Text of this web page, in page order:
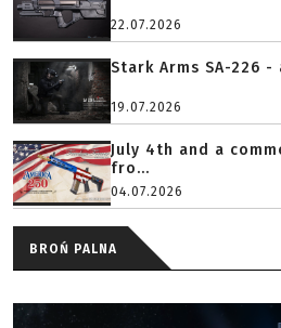
22.07.2026
Stark Arms SA-226
19.07.2026
July 4th and a
fro...
04.07.2026
BROŃ PALNA